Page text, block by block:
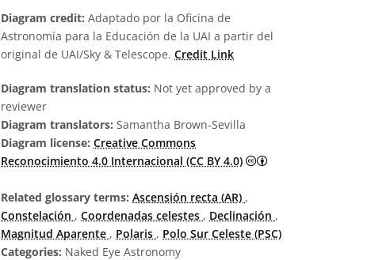
Diagram credit: Adaptado por la Oficina de
Astronomía para la Educación de la UAI a partir del
original de UAI/Sky & Telescope. Credit Link
Diagram translation status: Not yet approved by a
reviewer
Diagram translators: Samantha Brown-Sevilla
Diagram license: Creative Commons
Reconocimiento 4.0 Internacional (CC BY 4.0)
Creative
Related glossary terms: Ascensión recta (AR) ,
Constelación , Coordenadas celestes , Declinación ,
Magnitud Aparente , Polaris , Polo Sur Celeste (PSC)
Categories: Naked Eye Astronomy